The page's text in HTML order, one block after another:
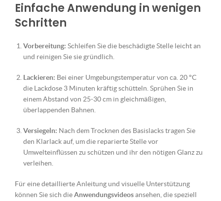
Einfache Anwendung in wenigen
Schritten
Vorbereitung: Schleifen Sie die beschädigte Stelle leicht an
und reinigen Sie sie gründlich.
Lackieren: Bei einer Umgebungstemperatur von ca. 20 °C
die Lackdose 3 Minuten kräftig schütteln. Sprühen Sie in
einem Abstand von 25-30 cm in gleichmäßigen,
überlappenden Bahnen.
Versiegeln: Nach dem Trocknen des Basislacks tragen Sie
den Klarlack auf, um die reparierte Stelle vor
Umwelteinflüssen zu schützen und ihr den nötigen Glanz zu
verleihen.
Für eine detaillierte Anleitung und visuelle Unterstützung
können Sie sich dieAnwendungsvideosansehen, die speziell